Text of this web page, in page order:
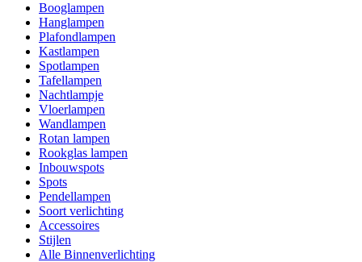
Booglampen
Hanglampen
Plafondlampen
Kastlampen
Spotlampen
Tafellampen
Nachtlampje
Vloerlampen
Wandlampen
Rotan lampen
Rookglas lampen
Inbouwspots
Spots
Pendellampen
Soort verlichting
Accessoires
Stijlen
Alle Binnenverlichting